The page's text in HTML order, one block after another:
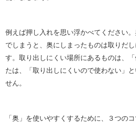
例えば押し入れを思い浮かべてください
でしまうと、奥にしまったものは取りだ
す。取り出しにくい場所にあるものは、
たは、「取り出しにくいので使わない」
せん。
「奥」を使いやすくするために、３つの